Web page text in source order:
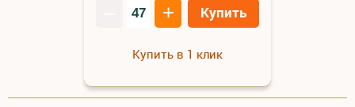
+ Купить
Купить в 1 клик